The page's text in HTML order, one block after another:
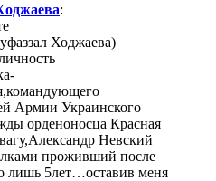
:
Ходжаева)
Армии Украинского
орденоносца Красная
Невский
проживший после
лишь 5лет…оставив меня